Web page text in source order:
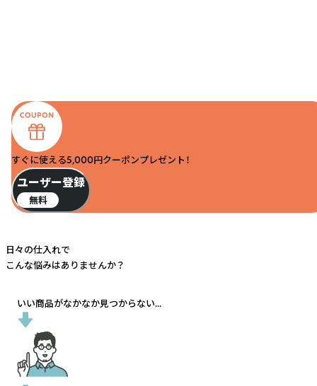
すぐに使える5,000円クーポンプレゼント！
ユーザー登録
無料
日々の仕入れで
こんな悩みはありませんか？
いい商品がなかなか見つからない...